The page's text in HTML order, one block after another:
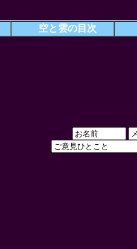
空と雲の目次